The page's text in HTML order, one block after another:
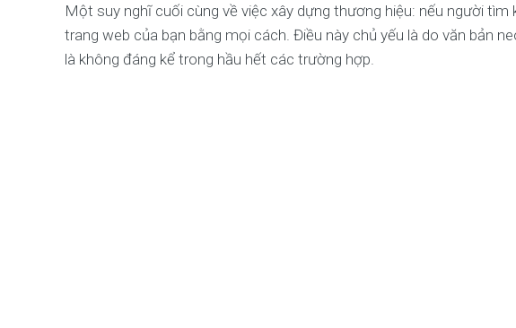
Một suy nghĩ cuối cùng về việc xây dựng thương hiệu: nếu người
trang web của bạn bằng mọi cách. Điều này chủ yếu là do văn bản
là không đáng kể trong hầu hết các trường hợp.